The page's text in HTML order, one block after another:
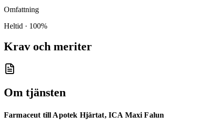
Omfattning
Heltid · 100%
Krav och meriter
Om tjänsten
Farmaceut till Apotek Hjärtat, ICA Maxi Falun